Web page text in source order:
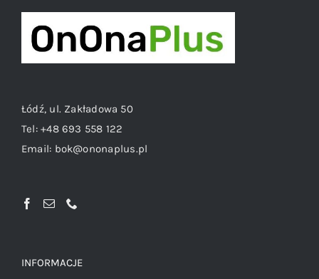
Łódź, ul. Zakładowa 50
Tel:+48 693 558 122
Email: bok@ononaplus.pl
INFORMACJE